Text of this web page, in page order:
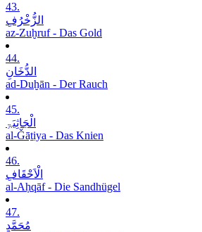
43.
الزُّخْرُفِ
az-Zuḫruf - Das Gold
44.
الدُّخَانِ
ad-Duḫān - Der Rauch
45.
الْجَاثِیَۃِ
al-Ǧāṯiya - Das Knien
46.
الْاَحْقَافِ
al-Aḥqāf - Die Sandhügel
47.
مُحَمَّدٍ